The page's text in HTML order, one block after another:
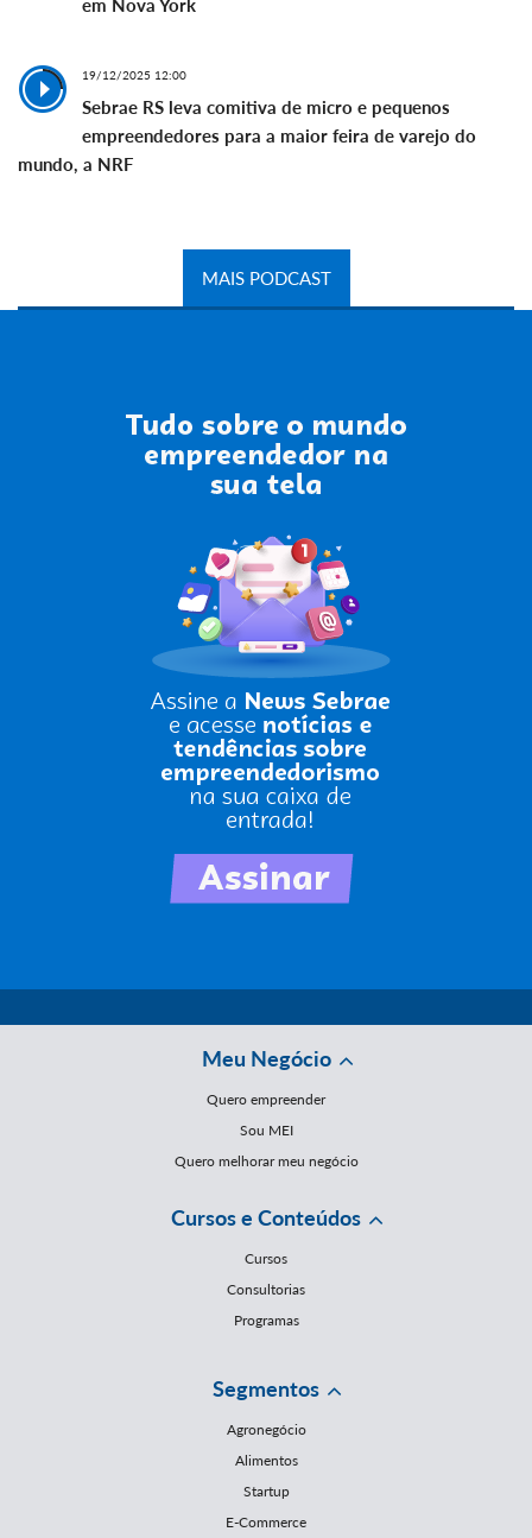
em Nova York
19/12/2025 12:00
Sebrae RS leva comitiva de micro e pequenos
empreendedores para a maior feira de varejo do
mundo, a NRF
MAIS PODCAST
Meu Negócio
Quero empreender
Sou MEI
Quero melhorar meu negócio
Cursos e Conteúdos
Cursos
Consultorias
Programas
Segmentos
Agronegócio
Alimentos
Startup
E-Commerce